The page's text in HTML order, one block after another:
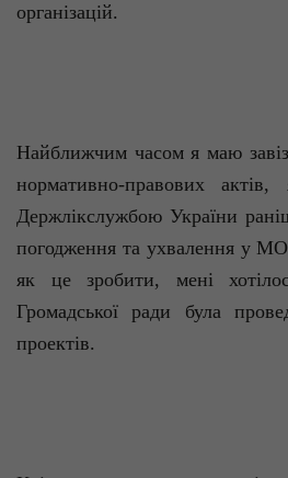
організацій.
Найближчим часом я маю
нормативно-правових актів,
Держлікслужбою України
погодження та ухвалення у
як це зробити, мені
Громадської ради була
проектів.